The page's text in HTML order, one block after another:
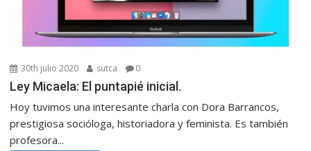
30th julio 2020 sutca 0
Ley Micaela: El puntapié inicial.
Hoy tuvimos una interesante charla con Dora Barrancos,
prestigiosa socióloga, historiadora y feminista. Es también
profesora...